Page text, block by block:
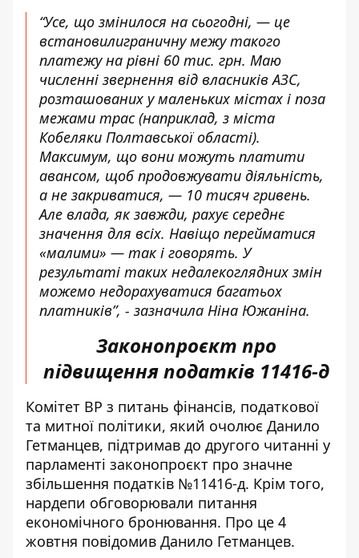
“Усе, що змінилося на сьогодні, — це
встановилиграничну межу такого
платежу на рівні 60 тис. грн. Маю
численні звернення від власників АЗС,
розташованих у маленьких містах і поза
межами трас (наприклад, з міста
Кобеляки Полтавської області).
Максимум, що вони можуть платити
авансом, щоб продовжувати діяльність,
а не закриватися, — 10 тисяч гривень.
Але влада, як завжди, рахує середнє
значення для всіх. Навіщо перейматися
«малими» — так і говорять. У
результаті таких недалекоглядних змін
можемо недорахуватися багатьох
платників”, - зазначила Ніна Южаніна.
Законопроєкт про
підвищення податків 11416-д
Комітет ВР з питань фінансів, податкової
та митної політики, який очолює Данило
Гетманцев, підтримав до другого читанні у
парламенті законопроєкт про значне
збільшення податків №11416-д. Крім того,
нардепи обговорювали питання
економічного бронювання. Про це 4
жовтня повідомив Данило Гетманцев.